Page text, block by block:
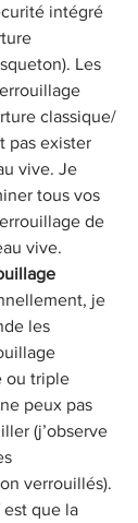
intégré
Les
classique/
pas exister
vive. Je
tous vos
de
vive.
je
les
ou triple
peux pas
(j’observe
verrouillés).
que la